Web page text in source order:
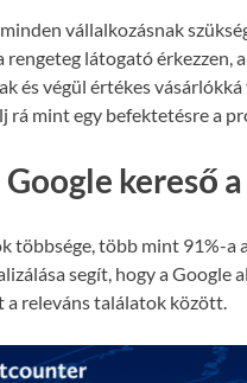
vállalkozásnak
látogató érkezzen,
és végül értékes
rá mint egy befektetésre a
kereső
többsége, több mint 91%-a
segít, hogy a Google
a releváns találatok között.